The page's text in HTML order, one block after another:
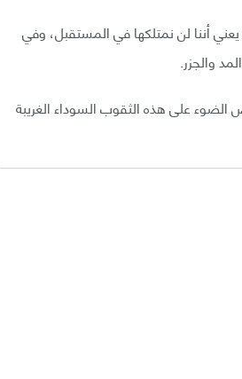
أننا لن نمتلكها في المستقبل، وفي
والجزر.
الضوء على هذه الثقوب السوداء الغريبة